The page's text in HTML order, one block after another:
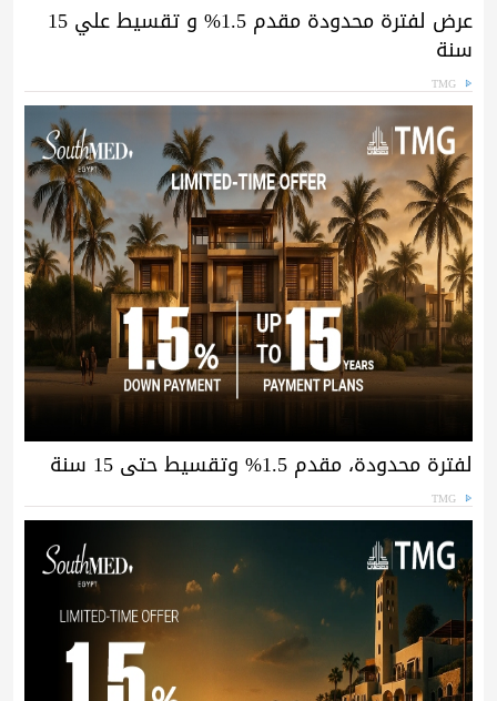
عرض لفترة محدودة مقدم 1.5% و تقسيط علي 15
سنة
TMG
لفترة محدودة، مقدم 1.5% وتقسيط حتى 15 سنة
TMG